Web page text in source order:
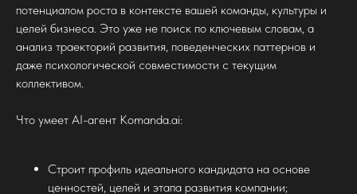
потенциалом роста в контексте вашей команды, культуры и
целей бизнеса. Это уже не поиск по ключевым словам, а
анализ траекторий развития, поведенческих паттернов и
даже психологической совместимости с текущим
коллективом.
Что умеет AI-агент Komanda.ai:
Строит профиль идеального кандидата на основе
ценностей, целей и этапа развития компании;